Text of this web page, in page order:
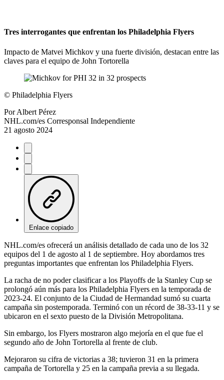
Tres interrogantes que enfrentan los Philadelphia Flyers
Impacto de Matvei Michkov y una fuerte división, destacan entre las
claves para el equipo de John Tortorella
© Philadelphia Flyers
Por Albert Pérez
NHL.com/es Corresponsal Independiente
21 agosto 2024
Enlace copiado
NHL.com/es ofrecerá un análisis detallado de cada uno de los 32
equipos del 1 de agosto al 1 de septiembre. Hoy abordamos tres
preguntas importantes que enfrentan los Philadelphia Flyers.
La racha de no poder clasificar a los Playoffs de la Stanley Cup se
prolongó aún más para los Philadelphia Flyers en la temporada de
2023-24. El conjunto de la Ciudad de Hermandad sumó su cuarta
campaña sin postemporada. Terminó con un récord de 38-33-11 y se
ubicaron en el sexto puesto de la División Metropolitana.
Sin embargo, los Flyers mostraron algo mejoría en el que fue el
segundo año de John Tortorella al frente de club.
Mejoraron su cifra de victorias a 38; tuvieron 31 en la primera
campaña de Tortorella y 25 en la campaña previa a su llegada.